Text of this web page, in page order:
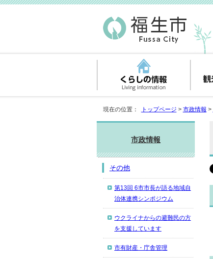
現在の位置： トップページ > 市政情報 >
市政情報
その他
第13回 6市市長が語る地域自
治体連携シンポジウム
ウクライナからの避難民の方
を支援しています
市有財産・庁舎管理